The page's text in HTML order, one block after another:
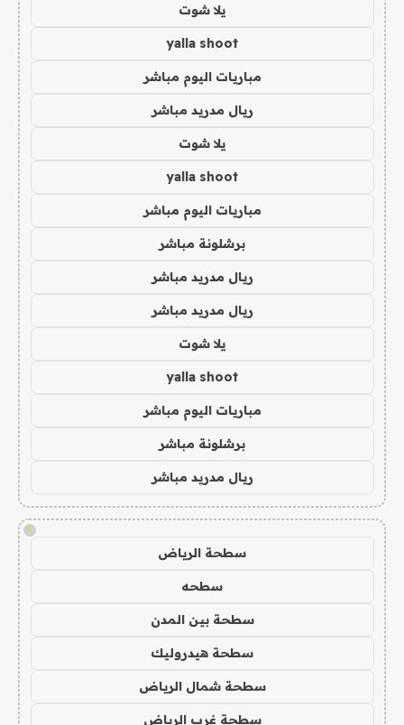
يلا شوت
yalla shoot
مباريات اليوم مباشر
ريال مدريد مباشر
يلا شوت
yalla shoot
مباريات اليوم مباشر
برشلونة مباشر
ريال مدريد مباشر
ريال مدريد مباشر
يلا شوت
yalla shoot
مباريات اليوم مباشر
برشلونة مباشر
ريال مدريد مباشر
!
سطحة الرياض
سطحه
سطحة بين المدن
سطحة هيدروليك
سطحة شمال الرياض
سطحة غرب الرياض